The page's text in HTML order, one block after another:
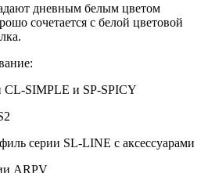
дневным белым цветом
сочетается с белой цветовой
CL-SIMPLE и SP-SPICY
серии SL-LINE с аксессуарами
ARPV